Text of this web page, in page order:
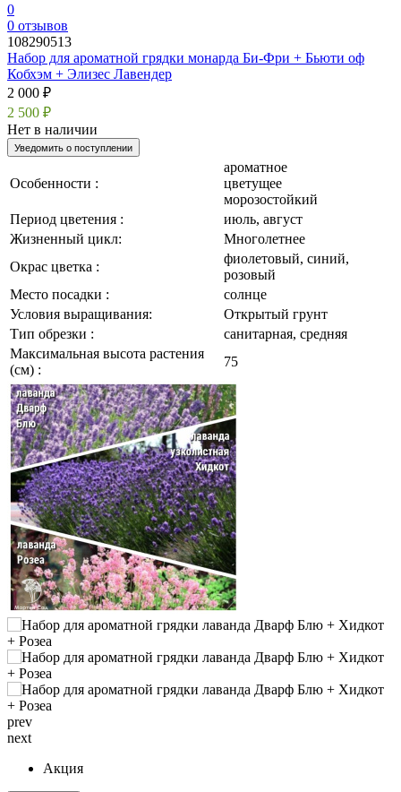
0
0 отзывов
108290513
Набор для ароматной грядки монарда Би-Фри + Бьюти оф
Кобхэм + Элизес Лавендер
2 000 ₽
2 500 ₽
Нет в наличии
Уведомить о поступлении
Особенности :
ароматное
цветущее
морозостойкий
Период цветения :
июль, август
Жизненный цикл:
Многолетнее
Окрас цветка :
фиолетовый, синий,
розовый
Место посадки :
солнце
Условия выращивания:
Открытый грунт
Тип обрезки :
санитарная, средняя
Максимальная высота растения
(см) :
75
prev
next
Акция